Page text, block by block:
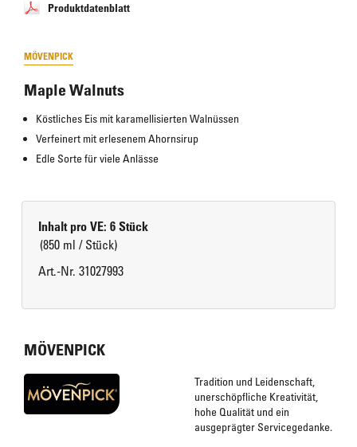
Produktdatenblatt
MÖVENPICK
Maple Walnuts
Köstliches Eis mit karamellisierten Walnüssen
Verfeinert mit erlesenem Ahornsirup
Edle Sorte für viele Anlässe
Inhalt pro VE: 6 Stück
(850 ml / Stück)
Art.-Nr. 31027993
MÖVENPICK
Tradition und Leidenschaft,
unerschöpfliche Kreativität,
hohe Qualität und ein
ausgeprägter Servicegedanke.